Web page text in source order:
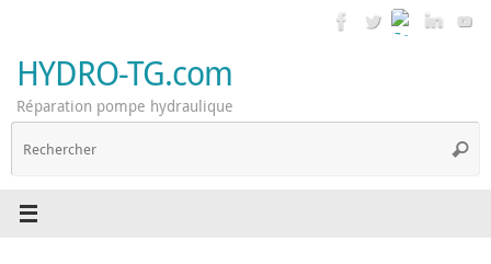
contenu
HYDRO-TG.com
Réparation pompe hydraulique